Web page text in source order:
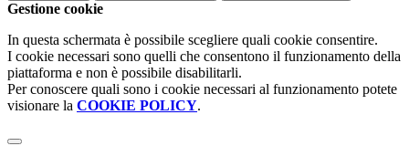
Gestione cookie
In questa schermata è possibile scegliere quali cookie consentire.
I cookie necessari sono quelli che consentono il funzionamento della
piattaforma e non è possibile disabilitarli.
Per conoscere quali sono i cookie necessari al funzionamento potete
visionare la COOKIE POLICY.